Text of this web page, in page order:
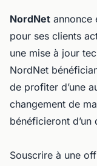
NordNet annonce
pour ses clients
une mise à jour
NordNet
de profiter d’une
changement de
bénéficieront
Souscrire à une